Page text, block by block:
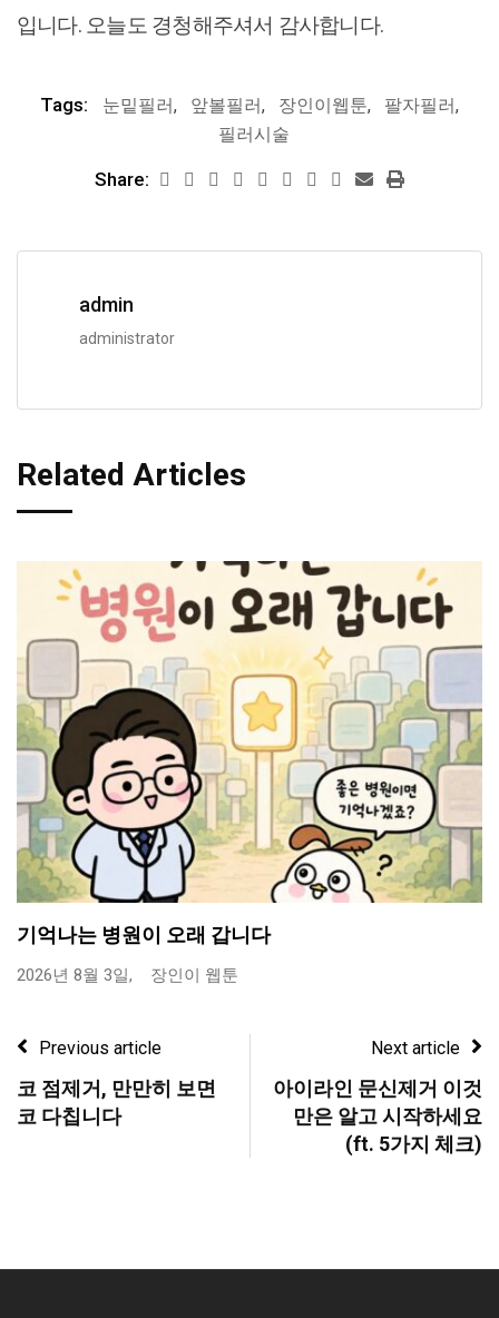
입니다. 오늘도 경청해주셔서 감사합니다.
Tags: 눈밑필러, 앞볼필러, 장인이웹툰, 팔자필러,
필러시술
Share:
admin
administrator
Related Articles
기억나는 병원이 오래 갑니다
2026년 8월 3일, 장인이 웹툰
Previous article
코 점제거, 만만히 보면
코 다칩니다
Next article
아이라인 문신제거 이것
만은 알고 시작하세요
(ft. 5가지 체크)